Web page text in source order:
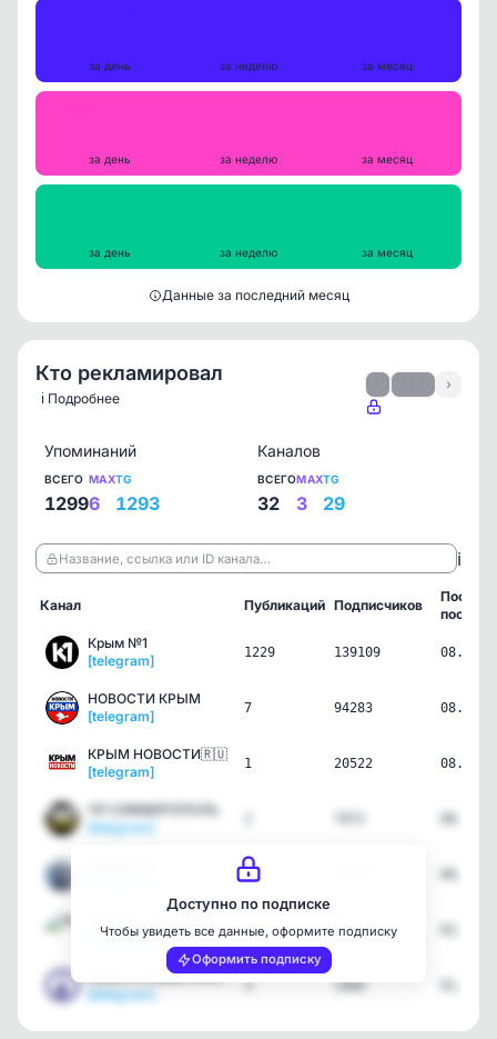
за день за неделю за месяц
за день за неделю за месяц
за день за неделю за месяц
Данные за последний месяц
Кто рекламировал
ℹ️ Подробнее
›
Упоминаний
ВСЕГО
1299
MAX
6
TG
1293
Каналов
ВСЕГО
32
MAX
3
TG
29
Название, ссылка или ID канала… ℹ️
Канал Публикаций Подписчиков
пост
Крым №1
[telegram]
1229 139109
НОВОСТИ КРЫМ
[telegram]
7 94283
КРЫМ НОВОСТИ🇷🇺
[telegram]
1 20522
ЧП СИМФЕРОПОЛЬ
[telegram]
12
[telegram]
2 7933
Новости Севастополя
[telegram]
3 1460
Доступно по подписке
Чтобы увидеть все данные, оформите подписку
Оформить подписку